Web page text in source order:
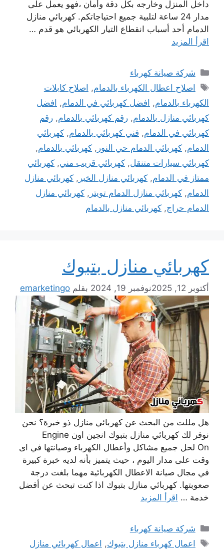
داخل المنزل وخارجه بكل دقة وأمان ،فهو يعمل على
مدار 24 ساعة لتلبية جميع احتياجاتكم. كهربائي منازل
الدمام أحد أسباب انقطاع التيار الكهربائي هو قدم …
اقرأ المزيد
التصنيفات
شركة صيانة كهرباء
الوسوم
اصلاح اعطال الكهرباء بالدمام, اصلاح كابلات
الكهرباء بالدمام, افضل كهربائي في الدمام, افضل
كهربائي منازل بالدمام, رقم كهربائي بالدمام, رقم
كهربائي في الدمام, فني كهربائي بالدمام, كهربائي
الدمام, كهربائي الدمام حي النور , كهربائي بالدمام,
كهربائي سيارات متنقل, كهربائي قريب مني, كهربائي
ممتاز في الدمام, كهربائي منازل الخبر , كهربائي منازل
الدمام, كهربائي منازل الدمام تويتر , كهربائي منازل
الدمام حراج, كهربائي منازل بالدمام
كهربائي منازل بتبوك
أكتوبر 12, 2025 نوفمبر 19, 2024 بقلم emarketingo
هل مللت من البحث عن كهربائي منازل ذو خبرة؟ نحن
نوفر لك كهربائي منازل بتبوك انجين اون Engine
On لحل جميع مشاكل وأعطال الكهرباء وصيانتها في اى
وقت على مدار اليوم ، حيث يتميز بأنه لديه خبرة كبيرة
في مجال صيانة الاعطال الكهربائية مهما بلغت درجة
صعوبتها. كهربائي منازل بتبوك اذا كنت تبحث عن أفضل
خدمة … اقرأ المزيد
التصنيفات
شركة صيانة كهرباء
الوسوم
اعمال كهرباء منازل بتبوك, اعمال كهربائي منازل